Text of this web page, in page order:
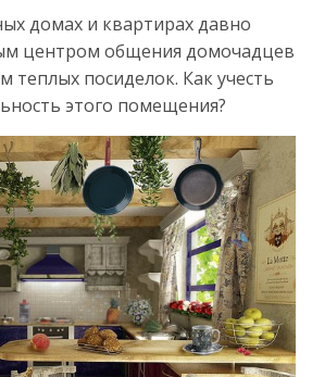
домах и квартирах давно
центром общения домочадцев
теплых посиделок. Как учесть
этого помещения?